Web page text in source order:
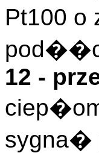
Pt100 o
12 -
sygna�